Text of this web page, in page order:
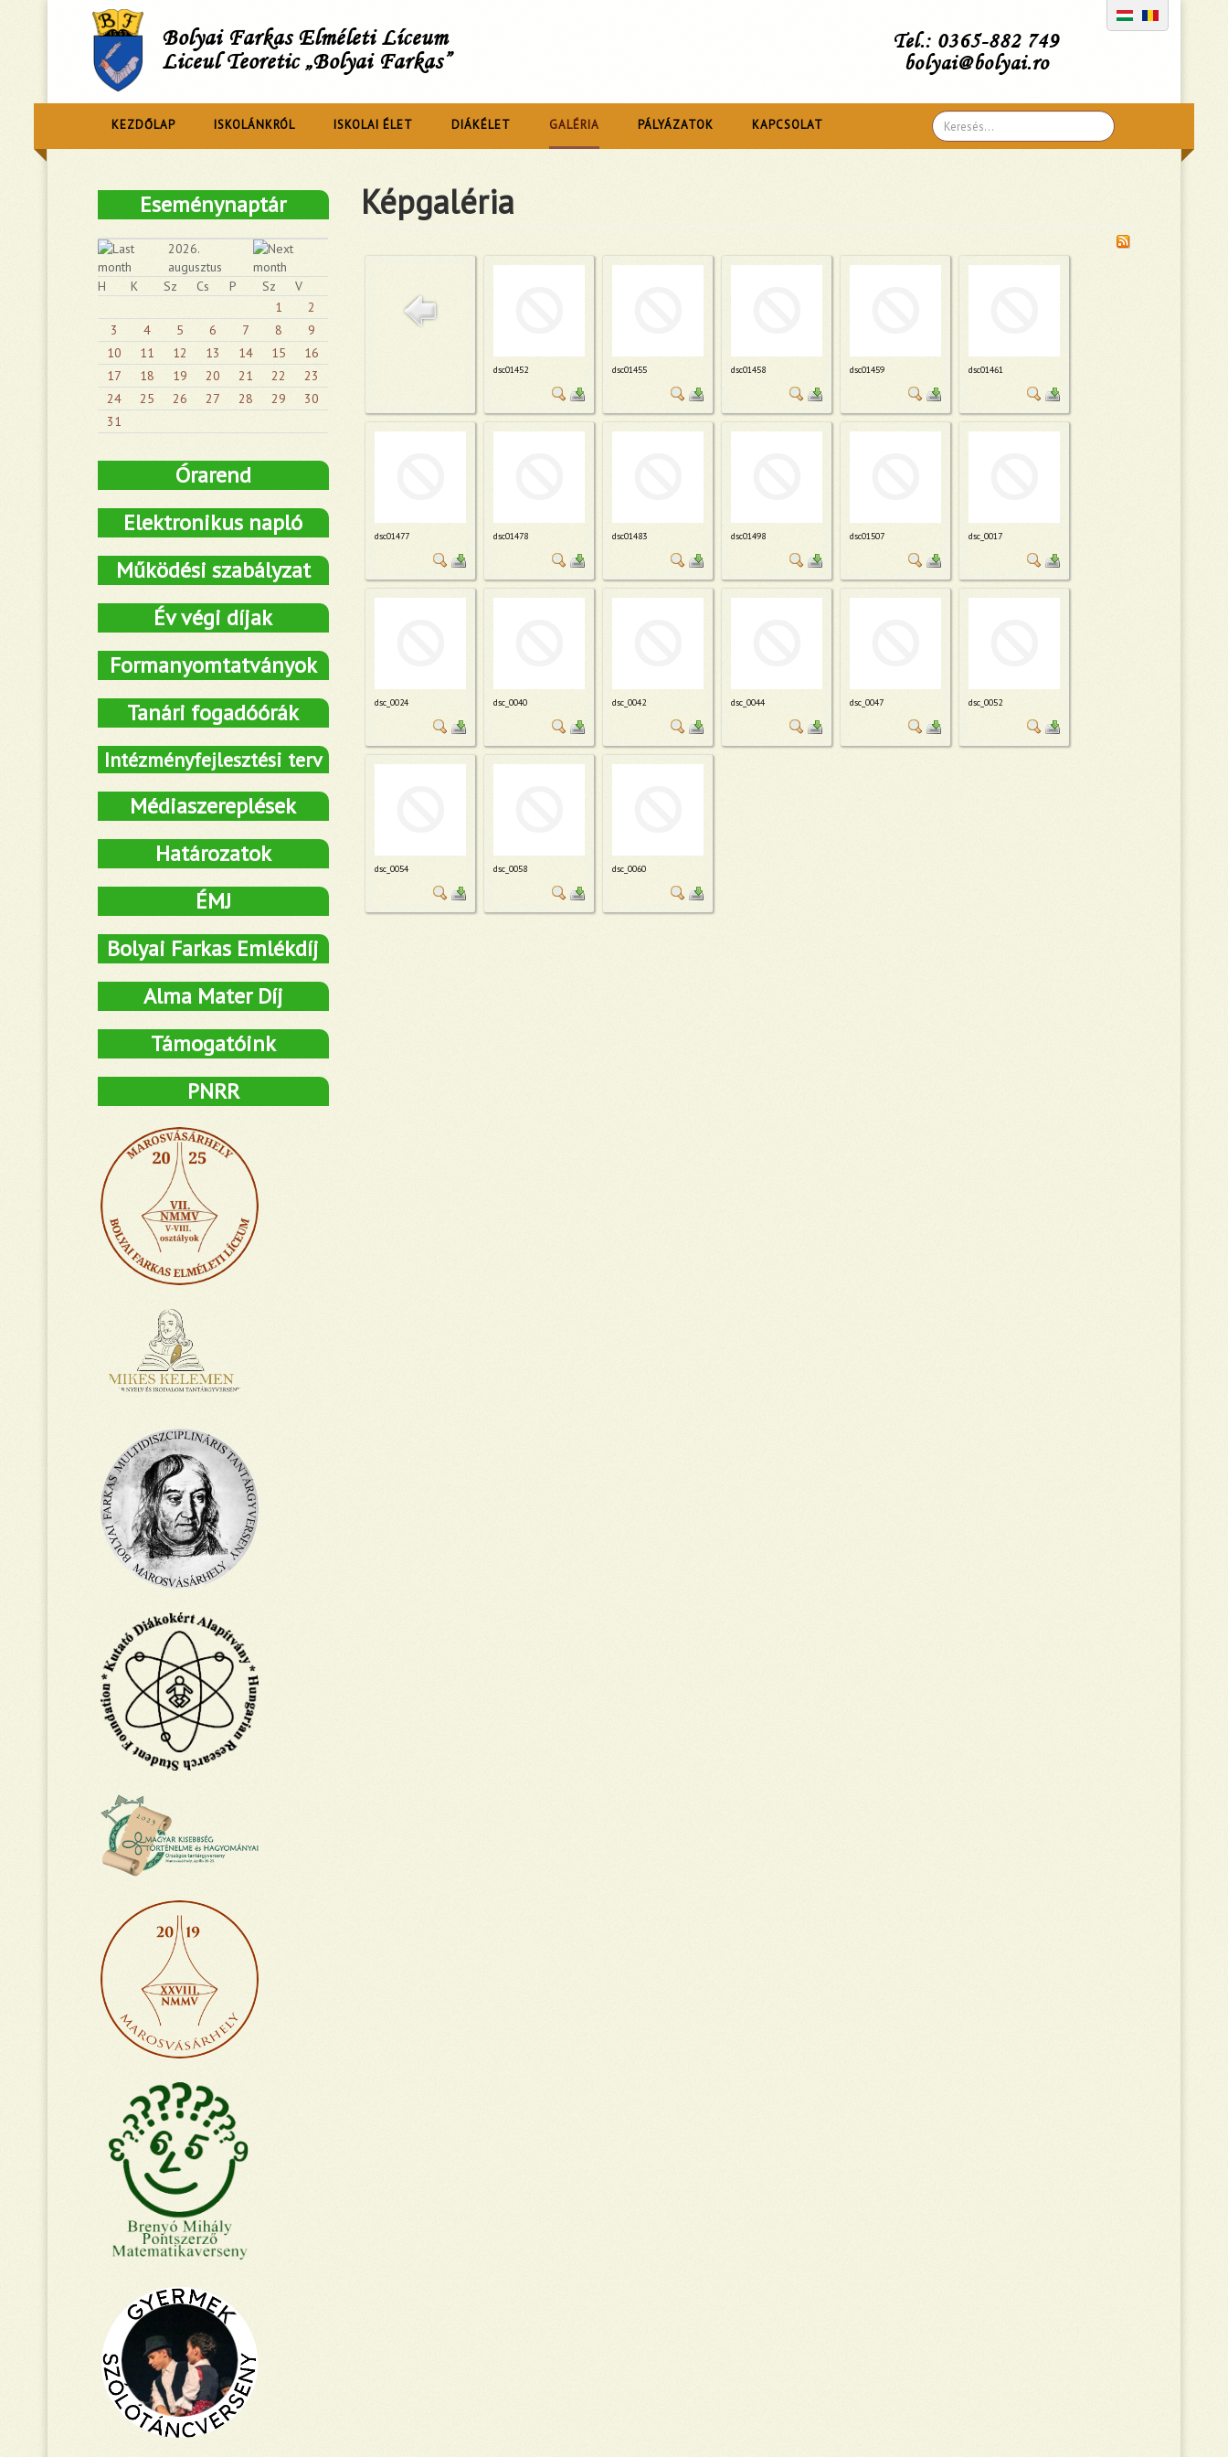
Bolyai Farkas Elméleti Líceum
Liceul Teoretic „Bolyai Farkas”
Tel.: 0365-882 749
bolyai@bolyai.ro
Search
...
KEZDŐLAP ISKOLÁNKRÓL ISKOLAI ÉLET DIÁKÉLET GALÉRIA PÁLYÁZATOK KAPCSOLAT
Képgaléria
dsc01452 dsc01455 dsc01458 dsc01459 dsc01461
dsc01477 dsc01478 dsc01483 dsc01498 dsc01507 dsc_0017
dsc_0024 dsc_0040 dsc_0042 dsc_0044 dsc_0047 dsc_0052
dsc_0054 dsc_0058 dsc_0060
Eseménynaptár
2026.
augusztus
H
K Sz Cs P Sz
V
1
2
3
4 5 6 7 8
9
10
11 12 13 14 15
16
17
18 19 20 21 22
23
24
25 26 27 28 29
30
31
Órarend
Elektronikus napló
Működési szabályzat
Év végi díjak
Formanyomtatványok
Tanári fogadóórák
Intézményfejlesztési terv
Médiaszereplések
Határozatok
ÉMJ
Bolyai Farkas Emlékdíj
Alma Mater Díj
Támogatóink
PNRR